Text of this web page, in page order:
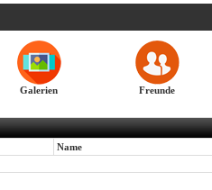
Galerien Freunde
Name